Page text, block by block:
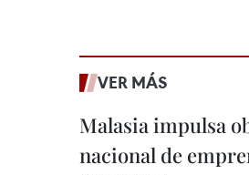
VER MÁS
Malasia impulsa
nacional de